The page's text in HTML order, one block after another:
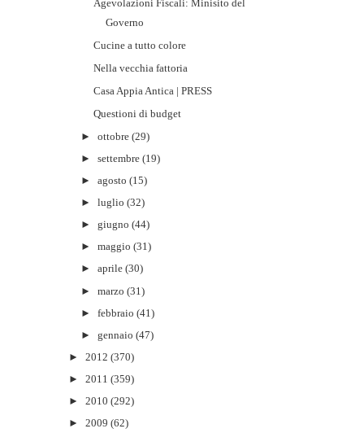
Agevolazioni Fiscali: Minisito del
Governo
Cucine a tutto colore
Nella vecchia fattoria
Casa Appia Antica | PRESS
Questioni di budget
►ottobre (29)
►settembre (19)
►agosto (15)
►luglio (32)
►giugno (44)
►maggio (31)
►aprile (30)
►marzo (31)
►febbraio (41)
►gennaio (47)
► 2012 (370)
► 2011 (359)
► 2010 (292)
► 2009 (62)